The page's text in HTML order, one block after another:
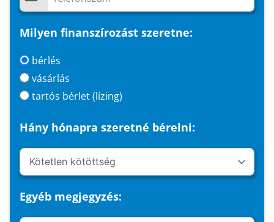
Milyen finanszírozást szeretne:
bérlés
vásárlás
tartós bérlet (lízing)
Hány hónapra szeretné bérelni:
Egyéb megjegyzés: